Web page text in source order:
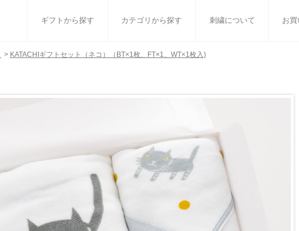
ギフトから探す カテゴリから探す 刺繍について お買
ウェディング
タオルハンカチ
> KATACHIギフトセット（ネコ）（BT×1枚、FT×1、WT×1枚入)